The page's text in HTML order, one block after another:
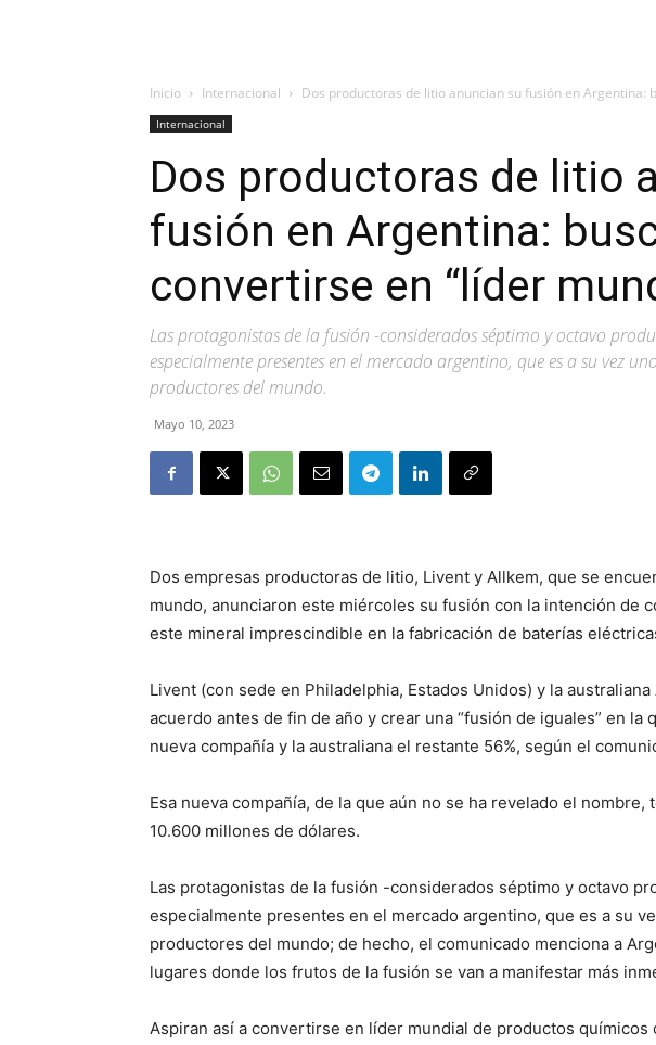
Inicio Internacional Dos productoras de litio anuncian su fusión en Argentina:
Internacional
Dos productoras de litio
fusión en Argentina:
convertirse en “líder
Las protagonistas de la fusión -considerados séptimo y octavo
especialmente presentes en el mercado argentino, que es a su vez
productores del mundo.
Mayo 10, 2023
Dos empresas productoras de litio, Livent y Allkem, que se
mundo, anunciaron este miércoles su fusión con la intención de
este mineral imprescindible en la fabricación de baterías
Livent (con sede en Philadelphia, Estados Unidos) y la
acuerdo antes de fin de año y crear una “fusión de iguales” en la
nueva compañía y la australiana el restante 56%, según el
Esa nueva compañía, de la que aún no se ha revelado el
10.600 millones de dólares.
Las protagonistas de la fusión -considerados séptimo y octavo
especialmente presentes en el mercado argentino, que es a su
productores del mundo; de hecho, el comunicado menciona a
lugares donde los frutos de la fusión se van a manifestar más
Aspiran así a convertirse en líder mundial de productos